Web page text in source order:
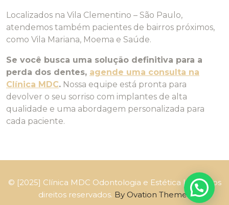
Localizados na Vila Clementino – São Paulo,
atendemos também pacientes de bairros próximos,
como Vila Mariana, Moema e Saúde.
Se você busca uma solução definitiva para a
perda dos dentes, agende uma consulta na
Clínica MDC. Nossa equipe está pronta para
devolver o seu sorriso com implantes de alta
qualidade e uma abordagem personalizada para
cada paciente.
© [2025] Clínica MDC Odontologia e Estética | Todos os
direitos reservados. By Ovation Themes